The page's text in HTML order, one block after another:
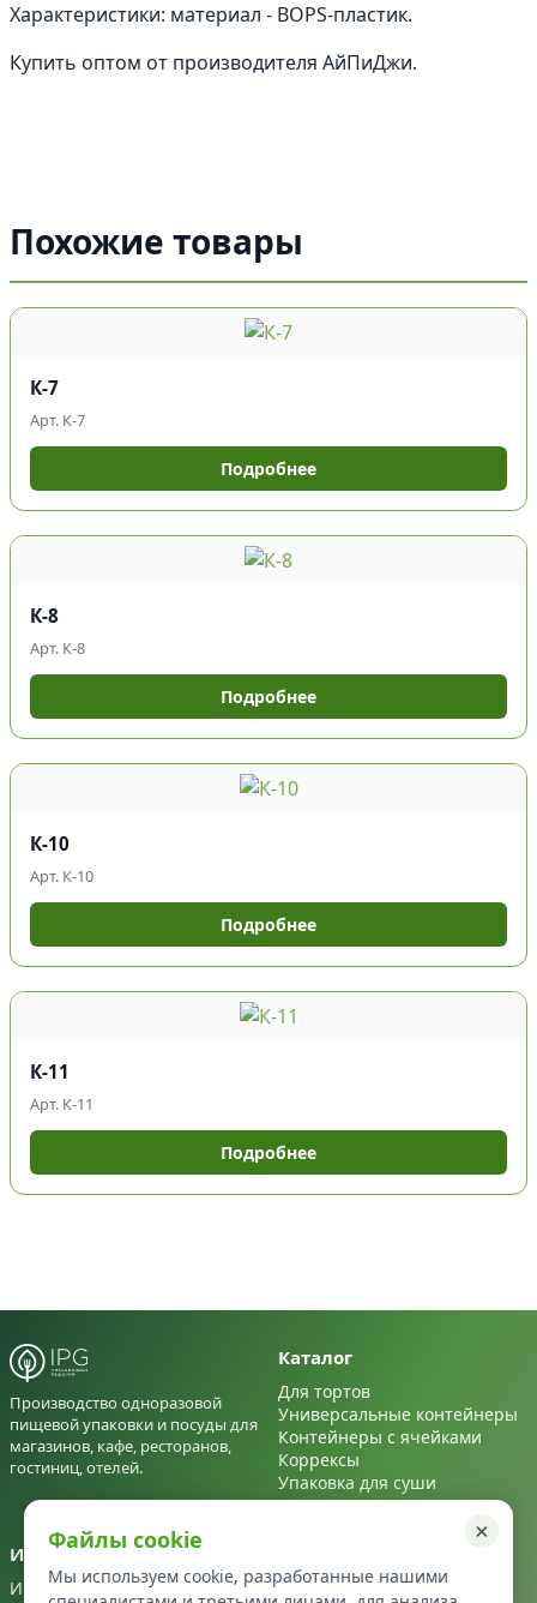
Характеристики: материал - BOPS-пластик.
Купить оптом от производителя АйПиДжи.
Похожие товары
К-7
Арт. К-7
Подробнее
К-8
Арт. К-8
Подробнее
К-10
Арт. К-10
Подробнее
К-11
Арт. К-11
Подробнее
Производство одноразовой
пищевой упаковки и посуды для
магазинов, кафе, ресторанов,
гостиниц, отелей.
Каталог
Для тортов
Универсальные контейнеры
Контейнеры с ячейками
Коррексы
Упаковка для суши
Для салатов
Информация
Информация
+7 495 122 22 72
×
Файлы cookie
Мы используем cookie, разработанные нашими